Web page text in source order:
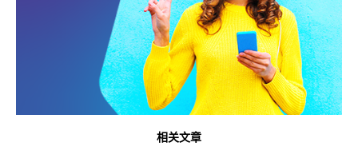
相关文章